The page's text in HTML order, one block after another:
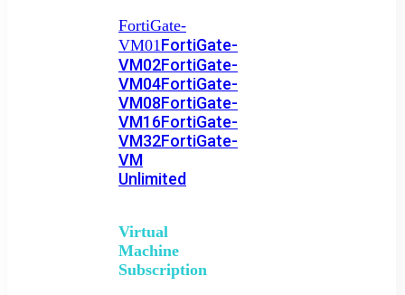
FortiGate-
VM01FortiGate-
VM02FortiGate-
VM04FortiGate-
VM08FortiGate-
VM16FortiGate-
VM32FortiGate-
VM
Unlimited
Virtual
Machine
Subscription